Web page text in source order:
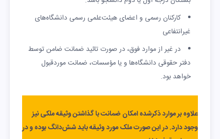
کارکنان رسمی و اعضای هیئت‌علمی رسمی دانشگاه‌های
غیرانتفاعی
در غیر از موارد فوق، در صورت تائید ضمانت ضامن توسط
دفتر حقوقی دانشگاه‌ها و یا مؤسسات، ضمانت موردقبول
خواهد بود.
علاوه بر موارد ذکرشده امکان ضمانت با گذاشتن وثیقه ملکی نیز
وجود دارد. در این صورت ملک مورد وثیقه باید شش‌دانگ بوده و در